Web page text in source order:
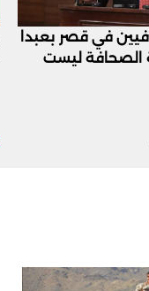
في قصر بعبدا
الصحافة ليست